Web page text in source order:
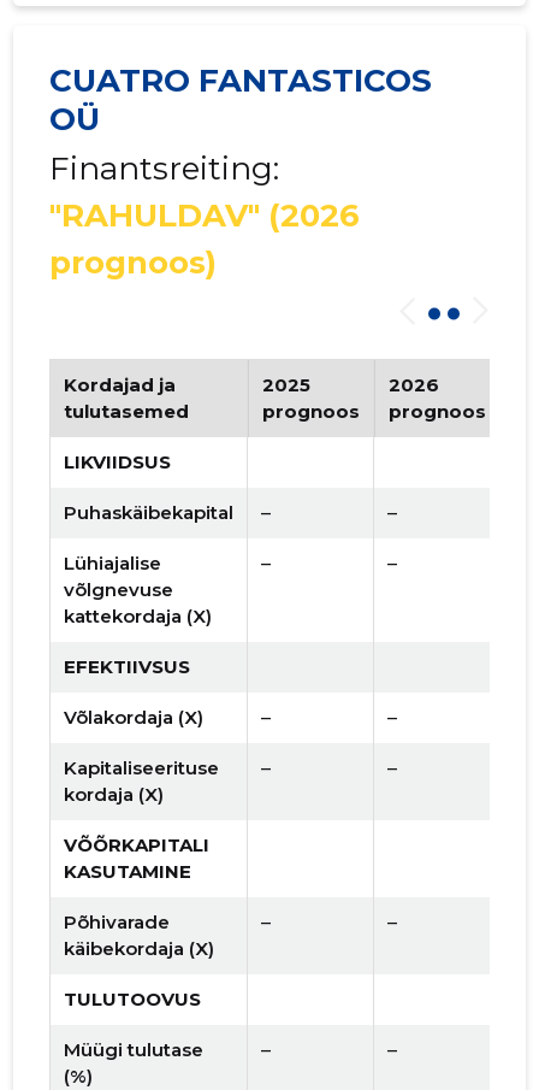
CUATRO FANTASTICOS
OÜ
Finantsreiting:
"RAHULDAV" (2026
prognoos)
Kordajad ja
tulutasemed
2025
prognoos
2026
prognoos
LIKVIIDSUS
Puhaskäibekapital – –
Lühiajalise
võlgnevuse
kattekordaja (X)
– –
EFEKTIIVSUS
Võlakordaja (X) – –
Kapitaliseerituse
kordaja (X)
– –
VÕÕRKAPITALI
KASUTAMINE
Põhivarade
käibekordaja (X)
– –
TULUTOOVUS
Müügi tulutase
(%)
– –